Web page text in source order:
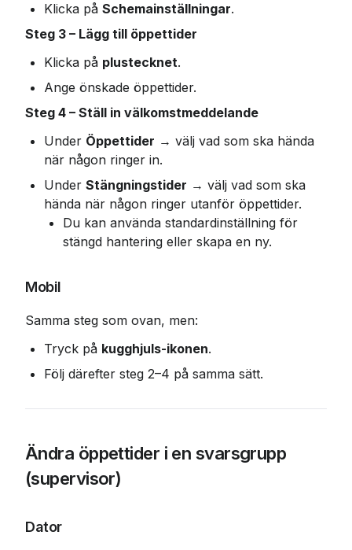
Klicka på Schemainställningar.
Steg 3 – Lägg till öppettider
Klicka på plustecknet.
Ange önskade öppettider.
Steg 4 – Ställ in välkomstmeddelande
Under Öppettider → välj vad som ska hända
när någon ringer in.
Under Stängningstider → välj vad som ska
hända när någon ringer utanför öppettider.
Du kan använda standardinställning för
stängd hantering eller skapa en ny.
Mobil
Samma steg som ovan, men:
Tryck på kugghjuls-ikonen.
Följ därefter steg 2–4 på samma sätt.
Ändra öppettider i en svarsgrupp
(supervisor)
Dator